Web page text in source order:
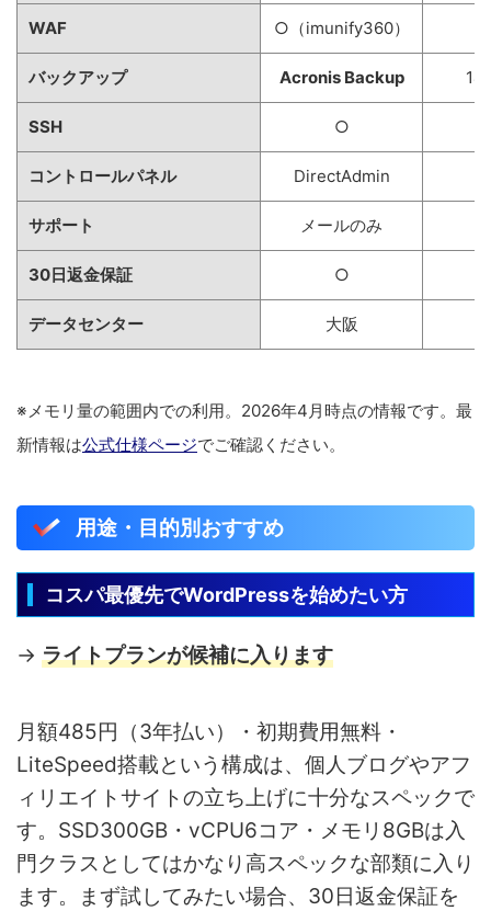
WAF ○（imunify360）
バックアップ Acronis Backup 14
SSH ○
コントロールパネル DirectAdmin
サポート メールのみ
30日返金保証 ○
データセンター 大阪
※メモリ量の範囲内での利用。2026年4月時点の情報です。最
新情報は公式仕様ページでご確認ください。
用途・目的別おすすめ
コスパ最優先でWordPressを始めたい方
→ ライトプランが候補に入ります
月額485円（3年払い）・初期費用無料・
LiteSpeed搭載という構成は、個人ブログやアフ
ィリエイトサイトの立ち上げに十分なスペックで
す。SSD300GB・vCPU6コア・メモリ8GBは入
門クラスとしてはかなり高スペックな部類に入り
ます。まず試してみたい場合、30日返金保証を